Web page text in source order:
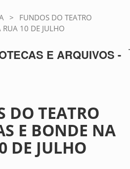
>
FUNDOS DO TEATRO
10 DE JULHO
E ARQUIVOS -
DO TEATRO
E BONDE NA
DE JULHO